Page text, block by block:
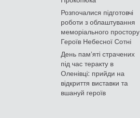
Розпочалися підготовчі
роботи з облаштування
меморіального простору
Героїв Небесної Сотні
День памʼяті страчених
під час теракту в
Оленівці: прийди на
відкриття виставки та
вшануй героїв